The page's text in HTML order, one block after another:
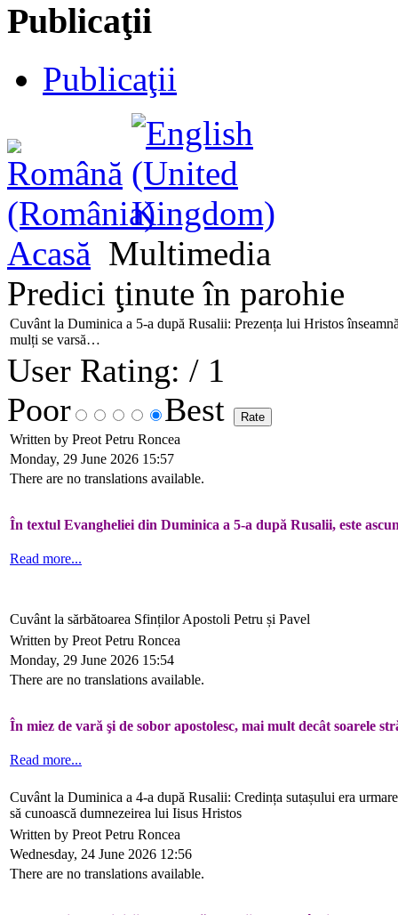
Publicaţii
Publicaţii
Acasă Multimedia
Predici ţinute în parohie
Cuvânt la Duminica a 5-a după Rusalii: Prezența lui Hristos
mulți se varsă…
User Rating: / 1
Poor
Best
Written by Preot Petru Roncea
Monday, 29 June 2026 15:57
There are no translations available.
În textul Evangheliei din Duminica a 5-a după Rusalii, este
Read more...
Cuvânt la sărbătoarea Sfinților Apostoli Petru și Pavel
Written by Preot Petru Roncea
Monday, 29 June 2026 15:54
There are no translations available.
În miez de vară şi de sobor apostolesc, mai mult decât soarele
Read more...
Cuvânt la Duminica a 4-a după Rusalii: Credința sutașului era
să cunoască dumnezeirea lui Iisus Hristos
Written by Preot Petru Roncea
Wednesday, 24 June 2026 12:56
There are no translations available.